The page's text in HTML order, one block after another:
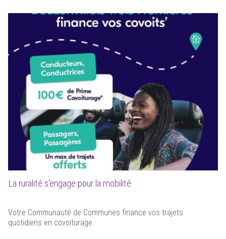
La ruralité s'engage pour la mobilité
Votre Communauté de Communes finance vos trajets
quotidiens en covoiturage.